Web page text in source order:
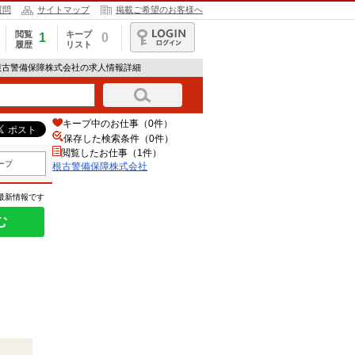
問 サイトマップ 掲載ご希望のお客様へ
閲覧
履歴
1
キープ
リスト
0
ログイン
古警備保障株式会社の求人情報詳細
プ
新情報です
キープ中のお仕事（0件）
保存した検索条件（0件）
閲覧したお仕事（1件）
根古警備保障株式会社